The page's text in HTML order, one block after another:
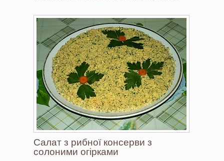
Салат з рибної консерви з
солоними огірками